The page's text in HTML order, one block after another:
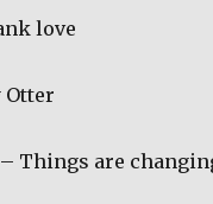
love
– Things are